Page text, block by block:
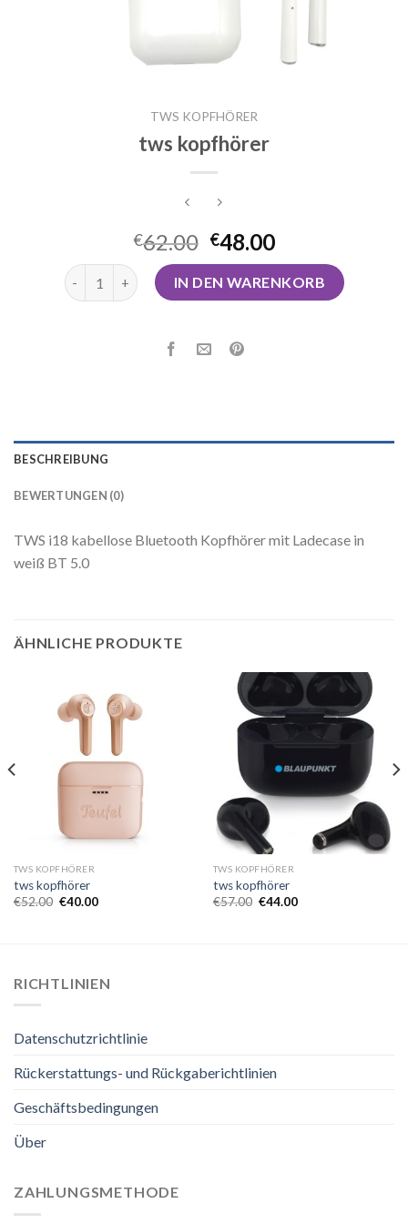
TWS KOPFHÖRER
tws kopfhörer
€62.00 €48.00
tws kopfhörer MengeIN DEN WARENKORB
BESCHREIBUNG
BEWERTUNGEN (0)
TWS i18 kabellose Bluetooth Kopfhörer mit Ladecase in
weiß BT 5.0
ÄHNLICHE PRODUKTE
TWS KOPFHÖRER
tws kopfhörer
€52.00 €40.00
TWS KOPFHÖRER
tws kopfhörer
€57.00 €44.00
RICHTLINIEN
Datenschutzrichtlinie
Rückerstattungs- und Rückgaberichtlinien
Geschäftsbedingungen
Über
ZAHLUNGSMETHODE